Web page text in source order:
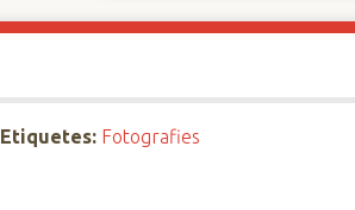
Etiquetes: Fotografies